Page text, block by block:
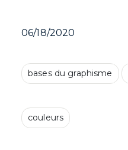
06/18/2020
bases du graphisme
couleurs